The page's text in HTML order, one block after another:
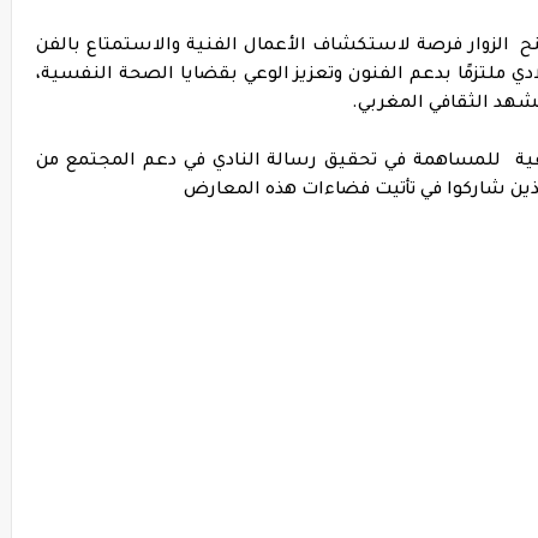
فرصة لاستكشاف الأعمال الفنية والاستمتاع بالفن
ملتزمًا بدعم الفنون وتعزيز الوعي بقضايا الصحة النفسية،
الثقافي المغربي.
للمساهمة في تحقيق رسالة النادي في دعم المجتمع من
شاركوا في تأتيت فضاءات هذه المعارض